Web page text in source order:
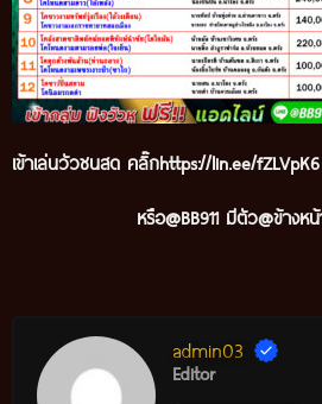
เข้าเล่นวัวชนสด คลิ๊กhttps://lin.ee/fZLVpK6
หรือ@BB911 มีตัว@ข้างห
admin03
Editor